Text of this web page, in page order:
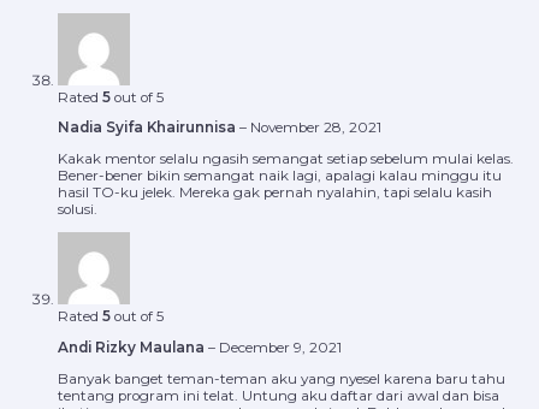
Rated 5 out of 5
Nadia Syifa Khairunnisa – November 28, 2021
Kakak mentor selalu ngasih semangat setiap sebelum mulai kelas.
Bener-bener bikin semangat naik lagi, apalagi kalau minggu itu
hasil TO-ku jelek. Mereka gak pernah nyalahin, tapi selalu kasih
solusi.
Rated 5 out of 5
Andi Rizky Maulana – December 9, 2021
Banyak banget teman-teman aku yang nyesel karena baru tahu
tentang program ini telat. Untung aku daftar dari awal dan bisa